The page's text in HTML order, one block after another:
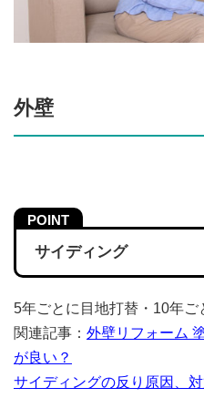
外壁
サイディング
5年ごとに目地打替・10年ご
関連記事： 外壁リフォーム
が良い？
サイディングの反り原因、